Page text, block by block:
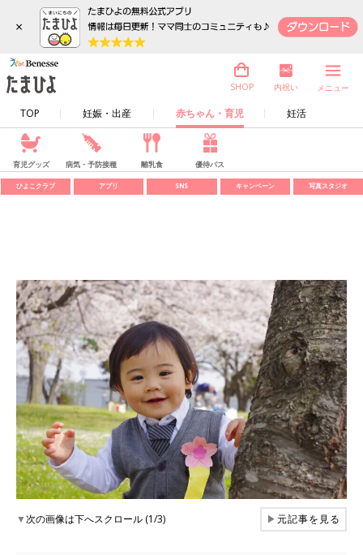
×
TOP 妊娠・出産 赤ちゃん・育児 妊活
SHOP 内祝い メニュー
育児グッズ 病気・予防接種 離乳食 優待パス
ひよこクラブ アプリ SNS キャンペーン 写真スタジオ
▼次の画像は下へスクロール (1/3) ▶元記事を見る